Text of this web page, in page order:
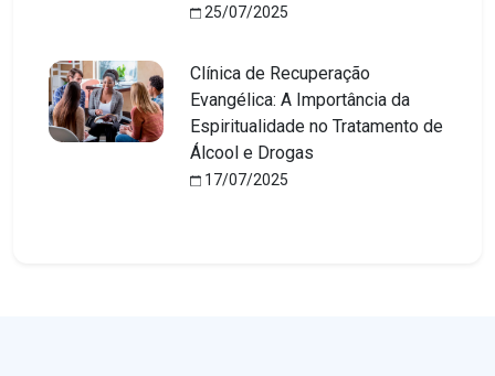
25/07/2025
Clínica de Recuperação
Evangélica: A Importância da
Espiritualidade no Tratamento de
Álcool e Drogas
17/07/2025